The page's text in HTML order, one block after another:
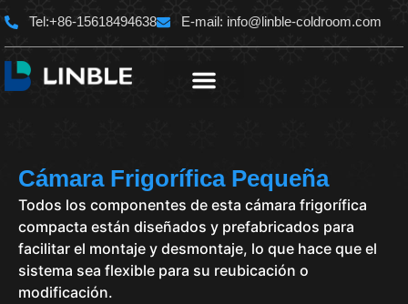
Ir
contenido
Tel:+86-15618494638 E-mail: info@linble-coldroom.com
Cámara Frigorífica Pequeña
Todos los componentes de esta cámara frigorífica
compacta están diseñados y prefabricados para
facilitar el montaje y desmontaje, lo que hace que el
sistema sea flexible para su reubicación o
modificación.